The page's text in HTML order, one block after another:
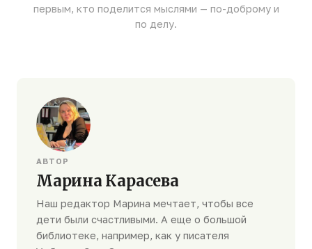
первым, кто поделится мыслями — по-доброму и
по делу.
АВТОР
Марина Карасева
Наш редактор Марина мечтает, чтобы все
дети были счастливыми. А еще о большой
библиотеке, например, как у писателя